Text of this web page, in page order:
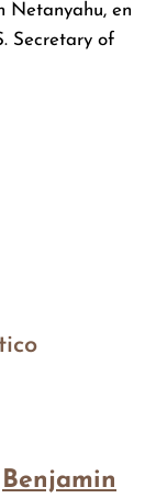
Netanyahu, en
Secretary of
Benjamin